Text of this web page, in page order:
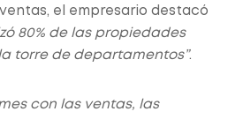
el empresario destacó
80% de las propiedades
torre de departamentos”.
con las ventas, las